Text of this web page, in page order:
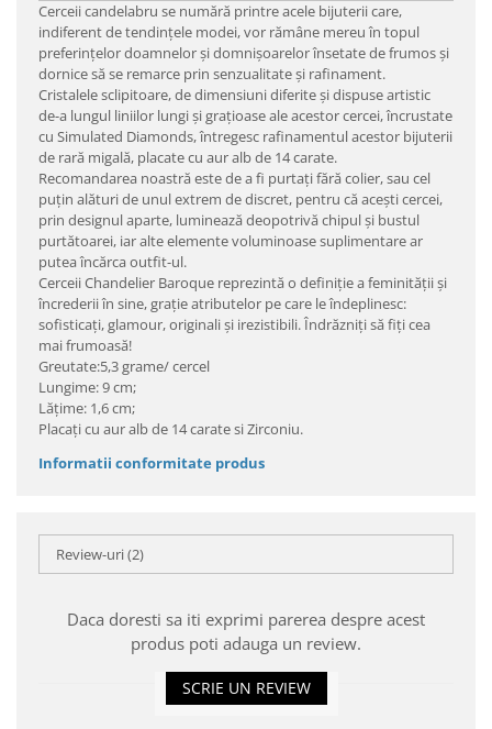
Cerceii candelabru se numără printre acele bijuterii care,
indiferent de tendinţele modei, vor rămâne mereu în topul
preferinţelor doamnelor şi domnişoarelor însetate de frumos şi
dornice să se remarce prin senzualitate şi rafinament.
Cristalele sclipitoare, de dimensiuni diferite şi dispuse artistic
de-a lungul liniilor lungi şi graţioase ale acestor cercei, încrustate
cu Simulated Diamonds, întregesc rafinamentul acestor bijuterii
de rară migală, placate cu aur alb de 14 carate.
Recomandarea noastră este de a fi purtaţi fără colier, sau cel
puţin alături de unul extrem de discret, pentru că aceşti cercei,
prin designul aparte, luminează deopotrivă chipul şi bustul
purtătoarei, iar alte elemente voluminoase suplimentare ar
putea încărca outfit-ul.
Cerceii Chandelier Baroque reprezintă o definiţie a feminităţii şi
încrederii în sine, graţie atributelor pe care le îndeplinesc:
sofisticaţi, glamour, originali şi irezistibili. Îndrăzniţi să fiţi cea
mai frumoasă!
Greutate:5,3 grame/ cercel
Lungime: 9 cm;
Lăţime: 1,6 cm;
Placaţi cu aur alb de 14 carate si Zirconiu.
Informatii conformitate produs
Review-uri(2)
Daca doresti sa iti exprimi parerea despre acest
produs poti adauga un review.
SCRIE UN REVIEW